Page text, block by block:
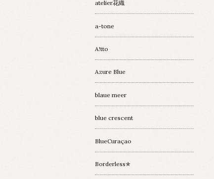
atelier花織
a-tone
A!tto
Azure Blue
blaue meer
blue crescent
BlueCuraçao
Borderless✯